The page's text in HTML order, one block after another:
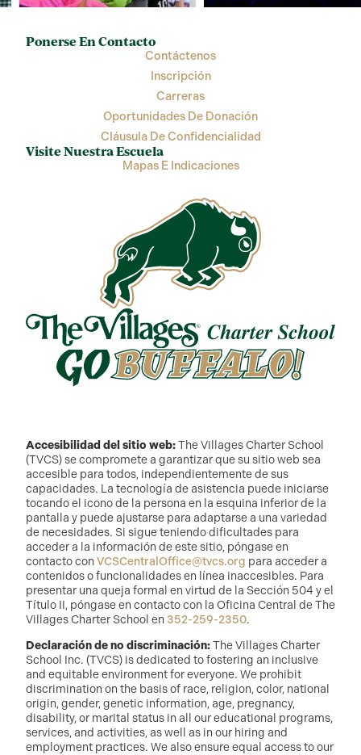
Ponerse En Contacto
Contáctenos
Inscripción
Carreras
Oportunidades De Donación
Cláusula De Confidencialidad
Visite Nuestra Escuela
Mapas E Indicaciones
Accesibilidad del sitio web:The Villages Charter School
(TVCS) se compromete a garantizar que su sitio web sea
accesible para todos, independientemente de sus
capacidades. La tecnología de asistencia puede iniciarse
tocando el icono de la persona en la esquina inferior de la
pantalla y puede ajustarse para adaptarse a una variedad
de necesidades. Si sigue teniendo dificultades para
acceder a la información de este sitio, póngase en
contacto con VCSCentralOffice@tvcs.org para acceder a
contenidos o funcionalidades en línea inaccesibles. Para
presentar una queja formal en virtud de la Sección 504 y el
Título II, póngase en contacto con la Oficina Central de The
Villages Charter School en 352-259-2350.
Declaración de no discriminación:The Villages Charter
School Inc. (TVCS) is dedicated to fostering an inclusive
and equitable environment for everyone. We prohibit
discrimination on the basis of race, religion, color, national
origin, gender, genetic information, age, pregnancy,
disability, or marital status in all our educational programs,
services, and activities, as well as in our hiring and
employment practices. We also ensure equal access to our